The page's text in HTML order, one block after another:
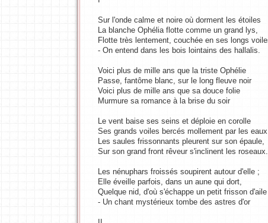
Sur l'onde calme et noire où dorment les étoiles
La blanche Ophélia flotte comme un grand lys,
Flotte très lentement, couchée en ses longs
- On entend dans les bois lointains des hallalis.
Voici plus de mille ans que la triste Ophélie
Passe, fantôme blanc, sur le long fleuve noir
Voici plus de mille ans que sa douce folie
Murmure sa romance à la brise du soir
Le vent baise ses seins et déploie en corolle
Ses grands voiles bercés mollement par les
Les saules frissonnants pleurent sur son épaule,
Sur son grand front rêveur s'inclinent les roseaux.
Les nénuphars froissés soupirent autour d'elle ;
Elle éveille parfois, dans un aune qui dort,
Quelque nid, d'où s'échappe un petit frisson
- Un chant mystérieux tombe des astres d'or